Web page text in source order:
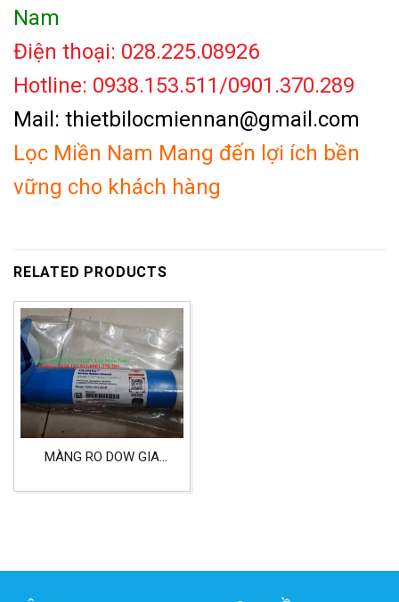
Nam
Điện thoại: 028.225.08926
Hotline: 0938.153.511/0901.370.289
Mail: thietbilocmiennan@gmail.com
Lọc Miền Nam Mang đến lợi ích bền
vững cho khách hàng
RELATED PRODUCTS
MÀNG RO DOW GIA
MÁY LỌC NƯỚC